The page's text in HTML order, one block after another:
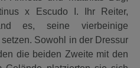
x Escudo I. Ihr Reiter,
es, seine vierbeinige
Sowohl in der Dressur
die beiden Zweite mit den